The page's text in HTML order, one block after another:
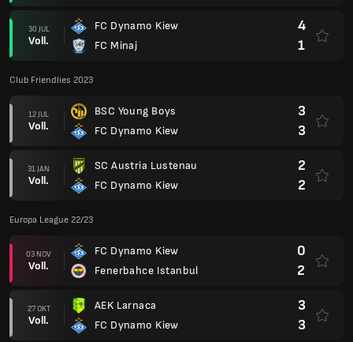
30 JUL
Voll.
FC Dynamo Kiew
FC Minaj
4
1
Club Friendlies 2023
12 JUL
Voll.
BSC Young Boys
FC Dynamo Kiew
3
3
31 JAN
Voll.
SC Austria Lustenau
FC Dynamo Kiew
2
2
Europa League 22/23
03 NOV
Voll.
FC Dynamo Kiew
Fenerbahce Istanbul
0
2
27 OKT
Voll.
AEK Larnaca
FC Dynamo Kiew
3
3